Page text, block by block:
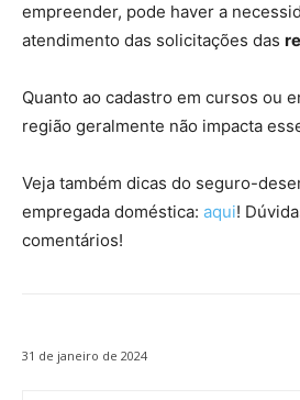
empreender, pode haver a
atendimento das solicitações das
Quanto ao cadastro em cursos ou
região geralmente não impacta
Veja também dicas do seguro-
empregada doméstica: aqui!
comentários!
31 de janeiro de 2024